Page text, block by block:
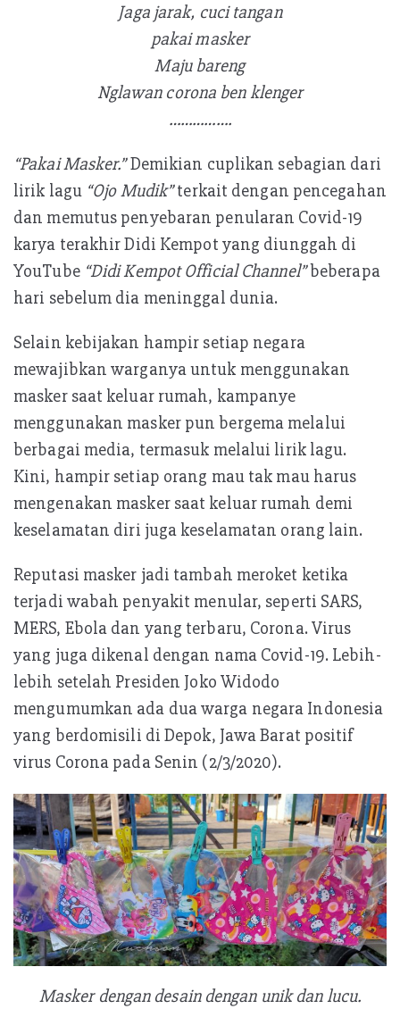
Jaga jarak, cuci tangan
pakai masker
Maju bareng
Nglawan corona ben klenger
…………….
“Pakai Masker.”Demikian cuplikan sebagian dari
lirik lagu “Ojo Mudik”terkait dengan pencegahan
dan memutus penyebaran penularan Covid-19
karya terakhir Didi Kempot yang diunggah di
YouTube “Didi Kempot Official Channel”beberapa
hari sebelum dia meninggal dunia.
Selain kebijakan hampir setiap negara
mewajibkan warganya untuk menggunakan
masker saat keluar rumah, kampanye
menggunakan masker pun bergema melalui
berbagai media, termasuk melalui lirik lagu.
Kini, hampir setiap orang mau tak mau harus
mengenakan masker saat keluar rumah demi
keselamatan diri juga keselamatan orang lain.
Reputasi masker jadi tambah meroket ketika
terjadi wabah penyakit menular, seperti SARS,
MERS, Ebola dan yang terbaru, Corona. Virus
yang juga dikenal dengan nama Covid-19. Lebih-
lebih setelah Presiden Joko Widodo
mengumumkan ada dua warga negara Indonesia
yang berdomisili di Depok, Jawa Barat positif
virus Corona pada Senin (2/3/2020).
Masker dengan desain dengan unik dan lucu.